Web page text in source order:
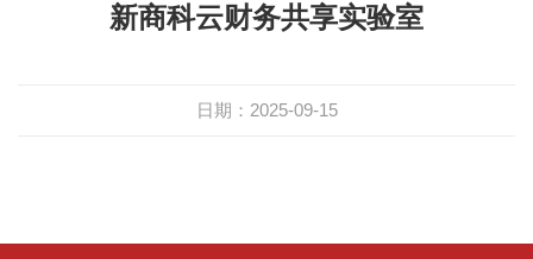
新商科云财务共享实验室
日期：2025-09-15